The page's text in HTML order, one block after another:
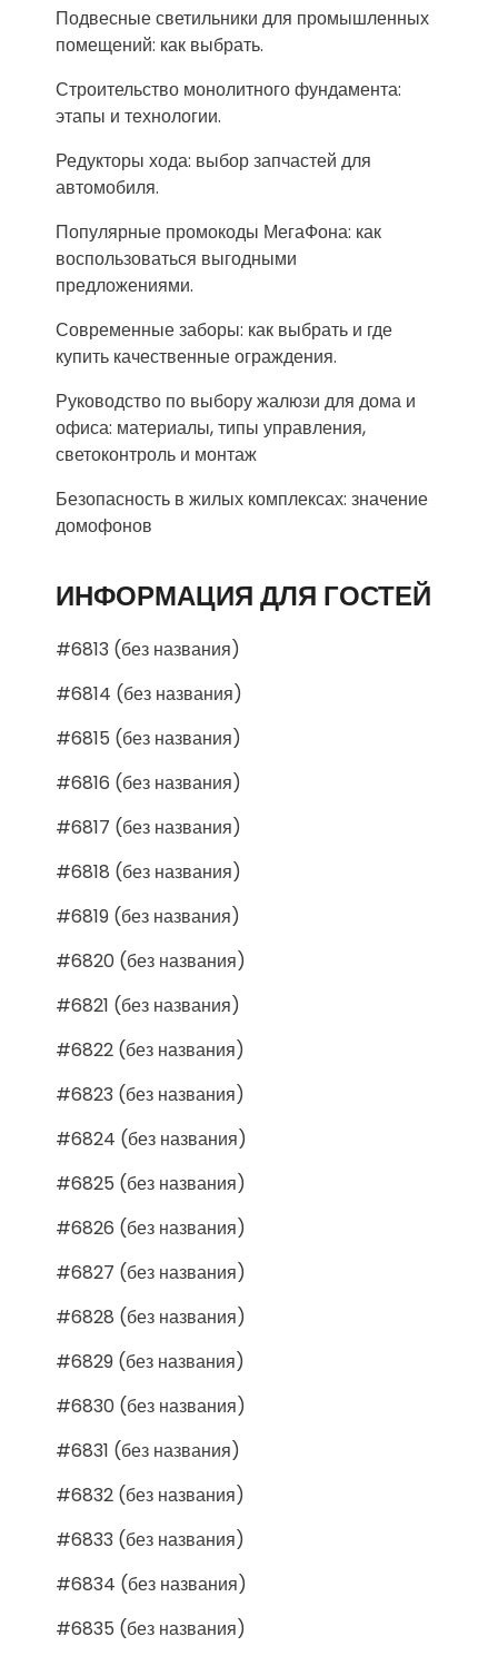
Подвесные светильники для промышленных
помещений: как выбрать.
Строительство монолитного фундамента:
этапы и технологии.
Редукторы хода: выбор запчастей для
автомобиля.
Популярные промокоды МегаФона: как
воспользоваться выгодными
предложениями.
Современные заборы: как выбрать и где
купить качественные ограждения.
Руководство по выбору жалюзи для дома и
офиса: материалы, типы управления,
светоконтроль и монтаж
Безопасность в жилых комплексах: значение
домофонов
ИНФОРМАЦИЯ ДЛЯ ГОСТЕЙ
#6813 (без названия)
#6814 (без названия)
#6815 (без названия)
#6816 (без названия)
#6817 (без названия)
#6818 (без названия)
#6819 (без названия)
#6820 (без названия)
#6821 (без названия)
#6822 (без названия)
#6823 (без названия)
#6824 (без названия)
#6825 (без названия)
#6826 (без названия)
#6827 (без названия)
#6828 (без названия)
#6829 (без названия)
#6830 (без названия)
#6831 (без названия)
#6832 (без названия)
#6833 (без названия)
#6834 (без названия)
#6835 (без названия)